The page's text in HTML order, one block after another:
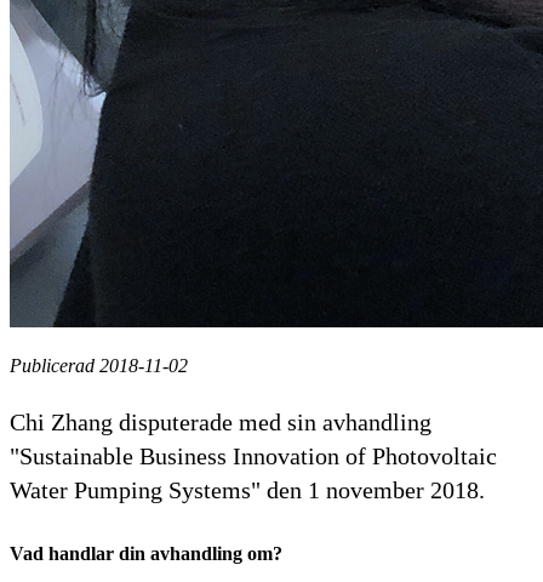
Publicerad 2018-11-02
Chi Zhang disputerade med sin avhandling
"Sustainable Business Innovation of Photovoltaic
Water Pumping Systems" den 1 november 2018.
Vad handlar din avhandling om?